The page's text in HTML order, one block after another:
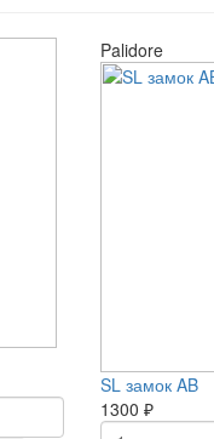
Palidore
SL замок AB
1300 ₽